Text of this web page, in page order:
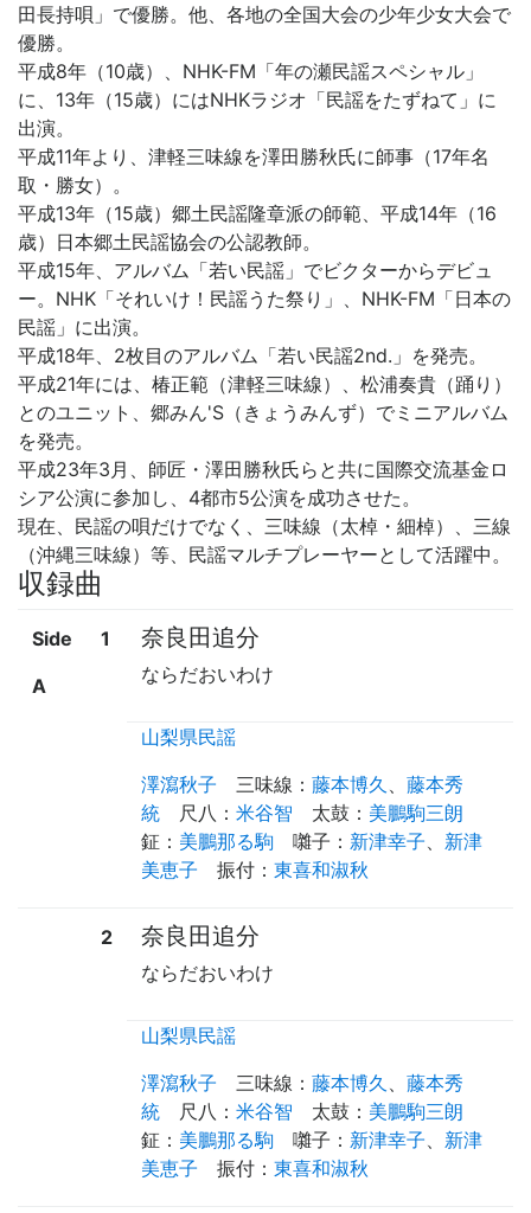
田長持唄」で優勝。他、各地の全国大会の少年少女大会で
優勝。
平成8年（10歳）、NHK-FM「年の瀬民謡スペシャル」
に、13年（15歳）にはNHKラジオ「民謡をたずねて」に
出演。
平成11年より、津軽三味線を澤田勝秋氏に師事（17年名
取・勝女）。
平成13年（15歳）郷土民謡隆章派の師範、平成14年（16
歳）日本郷土民謡協会の公認教師。
平成15年、アルバム「若い民謡」でビクターからデビュ
ー。NHK「それいけ！民謡うた祭り」、NHK-FM「日本の
民謡」に出演。
平成18年、2枚目のアルバム「若い民謡2nd.」を発売。
平成21年には、椿正範（津軽三味線）、松浦奏貴（踊り）
とのユニット、郷みん'S（きょうみんず）でミニアルバム
を発売。
平成23年3月、師匠・澤田勝秋氏らと共に国際交流基金ロ
シア公演に参加し、4都市5公演を成功させた。
現在、民謡の唄だけでなく、三味線（太棹・細棹）、三線
（沖縄三味線）等、民謡マルチプレーヤーとして活躍中。
収録曲
Side
A
1 奈良田追分
ならだおいわけ
山梨県民謡
澤瀉秋子
三味線 ： 藤本博久
藤本秀
統
尺八 ： 米谷智 太鼓 ： 美鵬駒三朗
鉦 ： 美鵬那る駒 囃子 ： 新津幸子
新津
美恵子
振付 ： 東喜和淑秋
2 奈良田追分
ならだおいわけ
山梨県民謡
澤瀉秋子
三味線 ： 藤本博久
藤本秀
統
尺八 ： 米谷智 太鼓 ： 美鵬駒三朗
鉦 ： 美鵬那る駒 囃子 ： 新津幸子
新津
美恵子
振付 ： 東喜和淑秋